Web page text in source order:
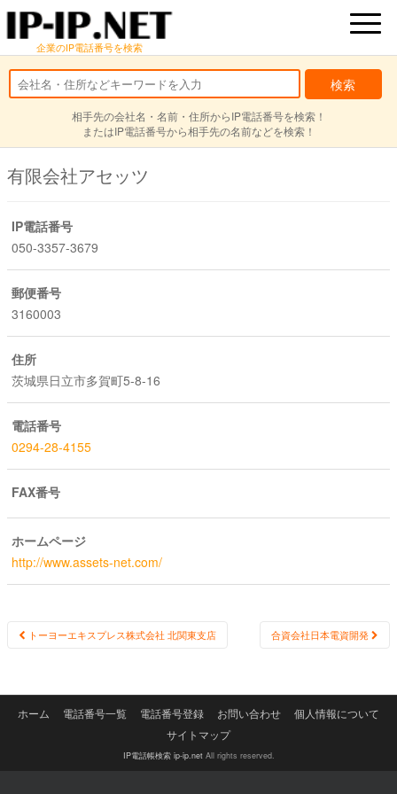
企業のIP電話番号を検索
相手先の会社名・名前・住所からIP電話番号を検索！
またはIP電話番号から相手先の名前などを検索！
有限会社アセッツ
IP電話番号
050-3357-3679
郵便番号
3160003
住所
茨城県日立市多賀町5-8-16
電話番号
0294-28-4155
FAX番号
ホームページ
http://www.assets-net.com/
Post
トーヨーエキスプレス株式会社 北関東支店 合資会社日本電資開発
ホーム 電話番号一覧 電話番号登録 お問い合わせ
個人情報について
サイトマップ
IP電話帳検索 ip-ip.netAll rights reserved.